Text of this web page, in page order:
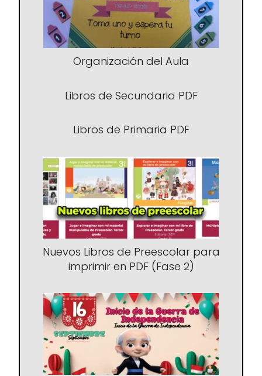
Organización del Aula
Libros de Secundaria PDF
Libros de Primaria PDF
Nuevos Libros de Preescolar para
imprimir en PDF (Fase 2)